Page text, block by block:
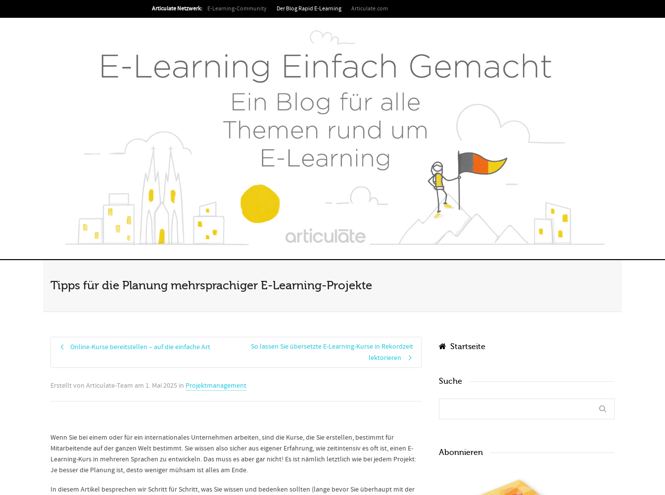
Articulate Netzwerk: E-Learning-Community Der Blog Rapid E-Learning Articulate.com
Tipps für die Planung mehrsprachiger E-Learning-Projekte
Online-Kurse bereitstellen – auf die einfache Art
So lassen Sie übersetzte E-Learning-Kurse in Rekordzeit
lektorieren
Erstellt von Articulate-Team am 1. Mai 2025 in Projektmanagement
Wenn Sie bei einem oder für ein internationales Unternehmen arbeiten, sind die Kurse, die Sie erstellen, bestimmt für
Mitarbeitende auf der ganzen Welt bestimmt. Sie wissen also sicher aus eigener Erfahrung, wie zeitintensiv es oft ist, einen E-
Learning-Kurs in mehreren Sprachen zu entwickeln. Das muss es aber gar nicht! Es ist nämlich letztlich wie bei jedem Projekt:
Je besser die Planung ist, desto weniger mühsam ist alles am Ende.
In diesem Artikel besprechen wir Schritt für Schritt, was Sie wissen und bedenken sollten (lange bevor Sie überhaupt mit der
Startseite
Suche
Abonnieren